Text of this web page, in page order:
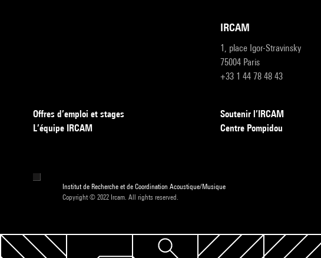
IRCAM
1, place Igor-Stravinsky
75004 Paris
+33 1 44 78 48 43
Offres d’emploi et stages
L’équipe IRCAM
Soutenir l’IRCAM
Centre Pompidou
Institut de Recherche et de Coordination Acoustique/Musique
Copyright © 2022 Ircam. All rights reserved.